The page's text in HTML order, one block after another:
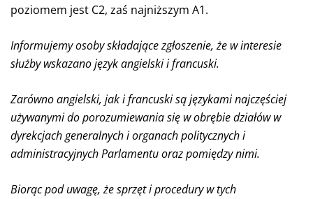
poziomem jest C2, zaś najniższym A1.
Informujemy osoby składające zgłoszenie, że w interesie
służby wskazano język angielski i francuski.
Zarówno angielski, jak i francuski są językami najczęściej
używanymi do porozumiewania się w obrębie działów w
dyrekcjach generalnych i organach politycznych i
administracyjnych Parlamentu oraz pomiędzy nimi.
Biorąc pod uwagę, że sprzęt i procedury w tych